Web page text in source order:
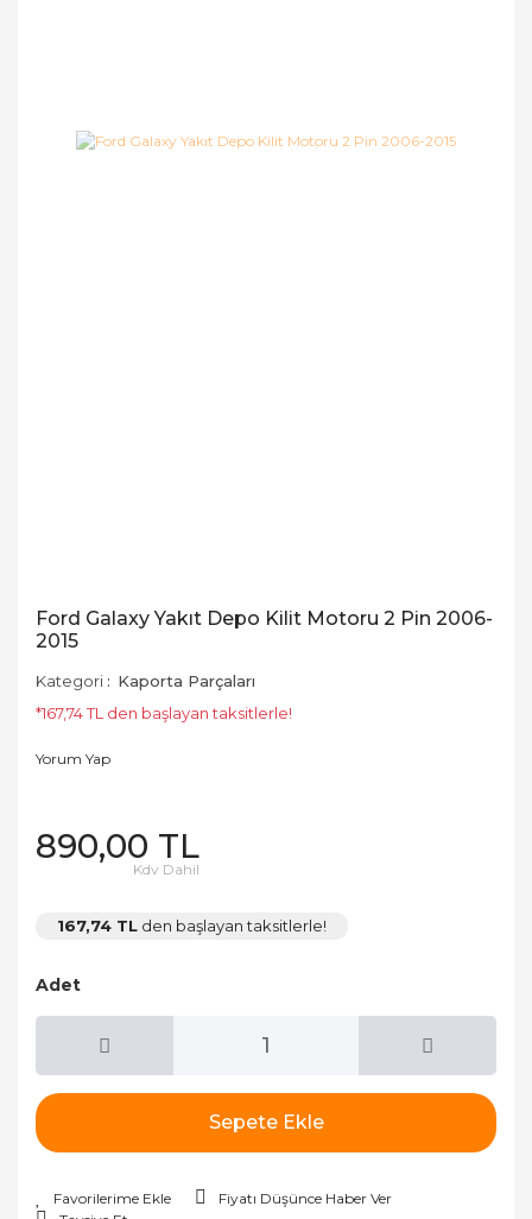
Ford Galaxy Yakıt Depo Kilit Motoru 2 Pin 2006-
2015
Kategori
Kaporta Parçaları
*167,74 TL den başlayan taksitlerle!
Yorum Yap
890,00 TL
Kdv Dahil
167,74 TL den başlayan taksitlerle!
Adet
Sepete Ekle
Fiyatı Düşünce Haber Ver